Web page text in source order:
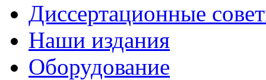
Диссертационные
Наши издания
Оборудование